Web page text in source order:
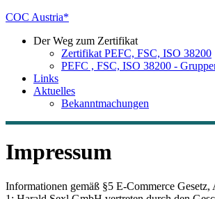
COC Austria*
Der Weg zum Zertifikat
Zertifikat PEFC, FSC, ISO 38200
PEFC , FSC, ISO 38200 -
Links
Aktuelles
Bekanntmachungen
Impressum
Informationen gemäß §5 E-Commerce Gesetz,